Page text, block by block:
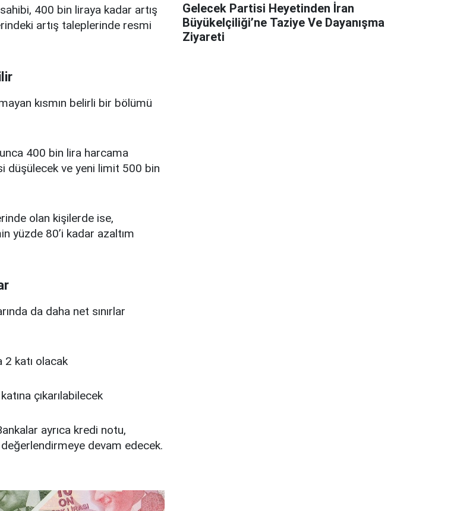
400 bin liraya kadar artış
artış taleplerinde resmi
kısmın belirli bir bölümü
400 bin lira harcama
düşülecek ve yeni limit 500 bin
olan kişilerde ise,
yüzde 80’i kadar azaltım
da daha net sınırlar
2 katı olacak
çıkarılabilecek
ayrıca kredi notu,
devam edecek.
Gelecek Partisi Heyetinden İran
Büyükelçiliği’ne Taziye Ve Dayanışma
Ziyareti